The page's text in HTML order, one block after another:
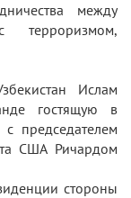
между
терроризмом,
Ислам
гостящую в
председателем
США Ричардом
стороны